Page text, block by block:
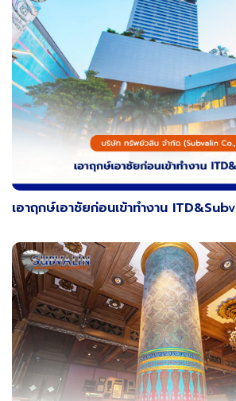
เอาฤกษ์เอาชัยก่อนเข้าทำงาน